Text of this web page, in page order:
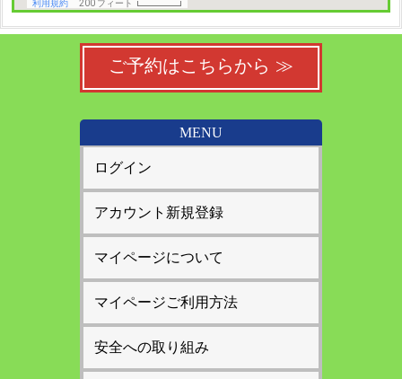
ご予約はこちらから ≫
MENU
ログイン
アカウント新規登録
マイページについて
マイページご利用方法
安全への取り組み